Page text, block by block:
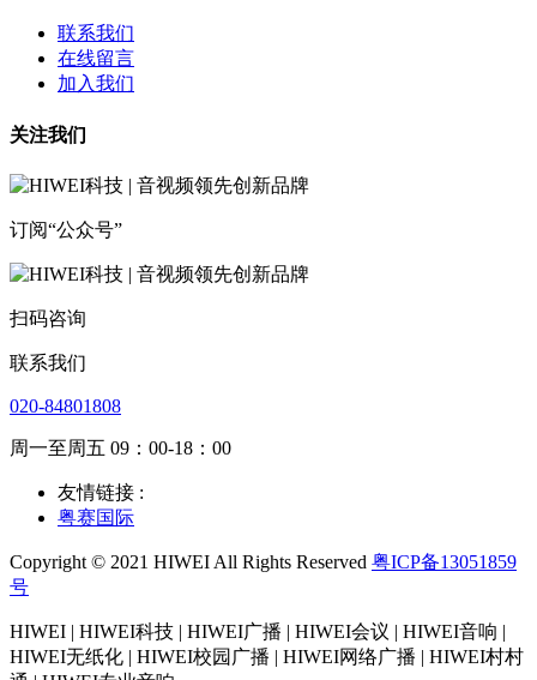
联系我们
在线留言
加入我们
关注我们
订阅“公众号”
扫码咨询
联系我们
020-84801808
周一至周五 09：00-18：00
友情链接 :
粤赛国际
Copyright © 2021 HIWEI All Rights Reserved 粤ICP备13051859
号
HIWEI | HIWEI科技 | HIWEI广播 | HIWEI会议 | HIWEI音响 |
HIWEI无纸化 | HIWEI校园广播 | HIWEI网络广播 | HIWEI村村